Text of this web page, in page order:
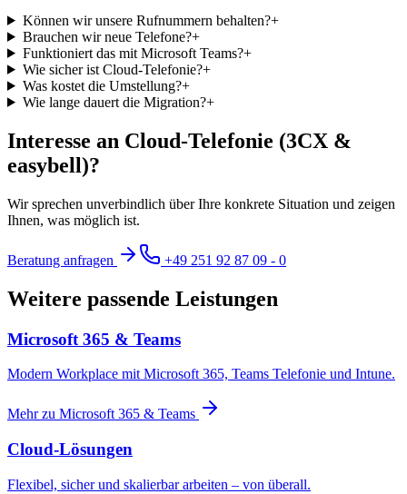
Können wir unsere Rufnummern behalten?+
Brauchen wir neue Telefone?+
Funktioniert das mit Microsoft Teams?+
Wie sicher ist Cloud-Telefonie?+
Was kostet die Umstellung?+
Wie lange dauert die Migration?+
Interesse an Cloud-Telefonie (3CX &
easybell)?
Wir sprechen unverbindlich über Ihre konkrete Situation und zeigen
Ihnen, was möglich ist.
Beratung anfragen +49 251 92 87 09 - 0
Weitere passende Leistungen
Microsoft 365 & Teams
Modern Workplace mit Microsoft 365, Teams Telefonie und Intune.
Mehr zu Microsoft 365 & Teams
Cloud-Lösungen
Flexibel, sicher und skalierbar arbeiten – von überall.